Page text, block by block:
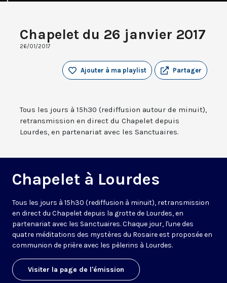
Chapelet du 26 janvier 2017
26/01/2017
Partager
Ajouter à ma playlist
Tous les jours à 15h30 (rediffusion autour de minuit),
retransmission en direct du Chapelet depuis
Lourdes, en partenariat avec les Sanctuaires.
Chapelet à Lourdes
Tous les jours à 15h30 (rediffusion à minuit), retransmission
en direct du Chapelet depuis la grotte de Lourdes, en
partenariat avec les Sanctuaires. Chaque jour, l'une des
quatre méditations des mystères du Rosaire est proposée en
communion de prière avec les pèlerins à Lourdes.
Visiter la page de l'émission